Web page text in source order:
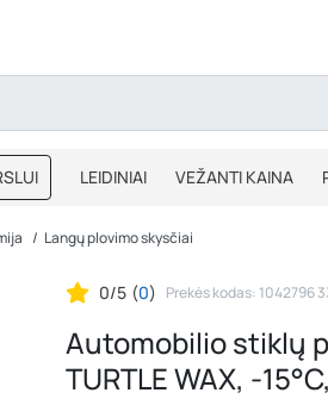
LEIDINIAI VEŽANTI KAINA
IŠPARDAVIMAS
Langų plovimo skysčiai
0/5 (0) Prekės kodas: 1042796
Automobilio stiklų
TURTLE WAX, -